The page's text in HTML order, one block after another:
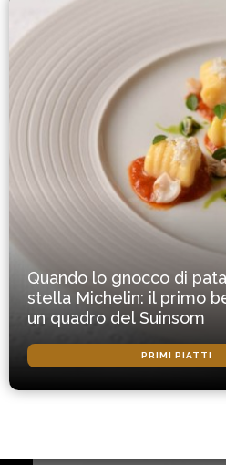
Quando lo gnocco di
stella Michelin: il primo
un quadro del Suinsom
PRIMI PIATTI